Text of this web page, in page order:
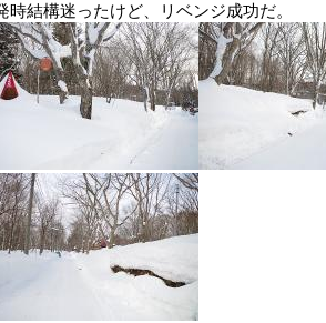
時結構迷ったけど、リベンジ成功だ。